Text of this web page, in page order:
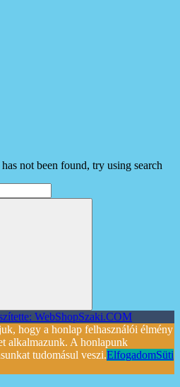
not been found, try using search
WebShopSzaki.COM
hogy a honlap felhasználói élmény
alkalmazunk. A honlapunk
tudomásul veszi.ElfogadomSüti